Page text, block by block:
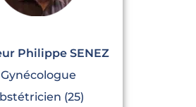
Philippe SENEZ
Gynécologue
(25)